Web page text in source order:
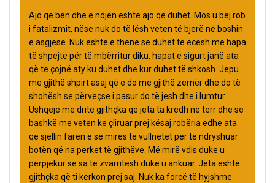
Ajo që bën dhe e ndjen është ajo që duhet. Mos u bëj rob
i fatalizmit, nëse nuk do të lësh veten të bjerë në boshin
e asgjësë. Nuk është e thënë se duhet të ecësh me hapa
të shpejtë për të mbërritur diku, hapat e sigurt janë ata
që të çojnë aty ku duhet dhe kur duhet të shkosh. Jepu
me gjithë shpirt asaj që e do me gjithë zemër dhe do të
shohësh se përveçse i pasur do të jesh dhe i lumtur.
Ushqeje me dritë gjithçka që jeta ta kredh në terr dhe se
bashkë me veten ke çliruar prej kësaj robëria edhe ata
që sjellin farën e së mirës të vullnetet për të ndryshuar
botën që na përket të gjithëve. Më mirë vdis duke u
përpjekur se sa të zvarritesh duke u ankuar. Jeta është
gjithçka që ti kërkon prej saj. Nuk ka forcë të hyjshme